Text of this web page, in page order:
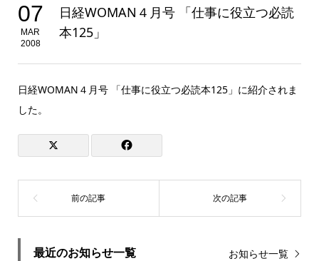
07
MAR
2008
日経WOMAN４月号 「仕事に役立つ必読
本125」
日経WOMAN４月号 「仕事に役立つ必読本125」に紹介されま
した。
最近のお知らせ一覧 お知らせ一覧